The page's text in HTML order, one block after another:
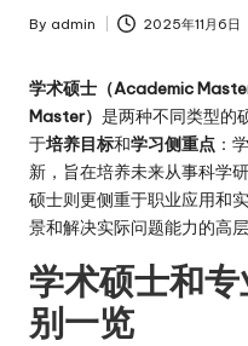
Posted
By admin 2025年11月6日
学术硕士（Academic Master
Master） 是两种不同类型的
于培养目标和学习侧重点 ：
新，旨在培养未来从事科学
硕士则更侧重于职业应用和
景和解决实际问题能力的高
学术硕士和
别一览